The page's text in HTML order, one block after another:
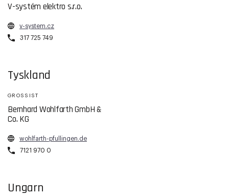
V-systém elektro s.r.o.
v-system.cz
317 725 749
Tyskland
GROSSIST
Bernhard Wohlfarth GmbH &
Co. KG
wohlfarth-pfullingen.de
7121 970 0
Ungarn